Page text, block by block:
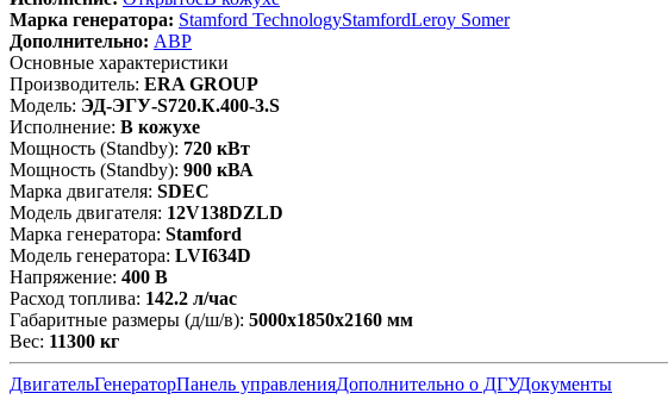
Марка генератора: Stamford TechnologyStamfordLeroy Somer
Дополнительно: АВР
Основные характеристики
Производитель: ERA GROUP
Модель: ЭД-ЭГУ-S720.К.400-3.S
Исполнение: В кожухе
Мощность (Standby): 720 кВт
Мощность (Standby): 900 кВА
Марка двигателя: SDEC
Модель двигателя: 12V138DZLD
Марка генератора: Stamford
Модель генератора: LVI634D
Напряжение: 400 В
Расход топлива: 142.2 л/час
Габаритные размеры (д/ш/в): 5000x1850x2160 мм
Вес: 11300 кг
ДвигательГенераторПанель управленияДополнительно о ДГУДокументы